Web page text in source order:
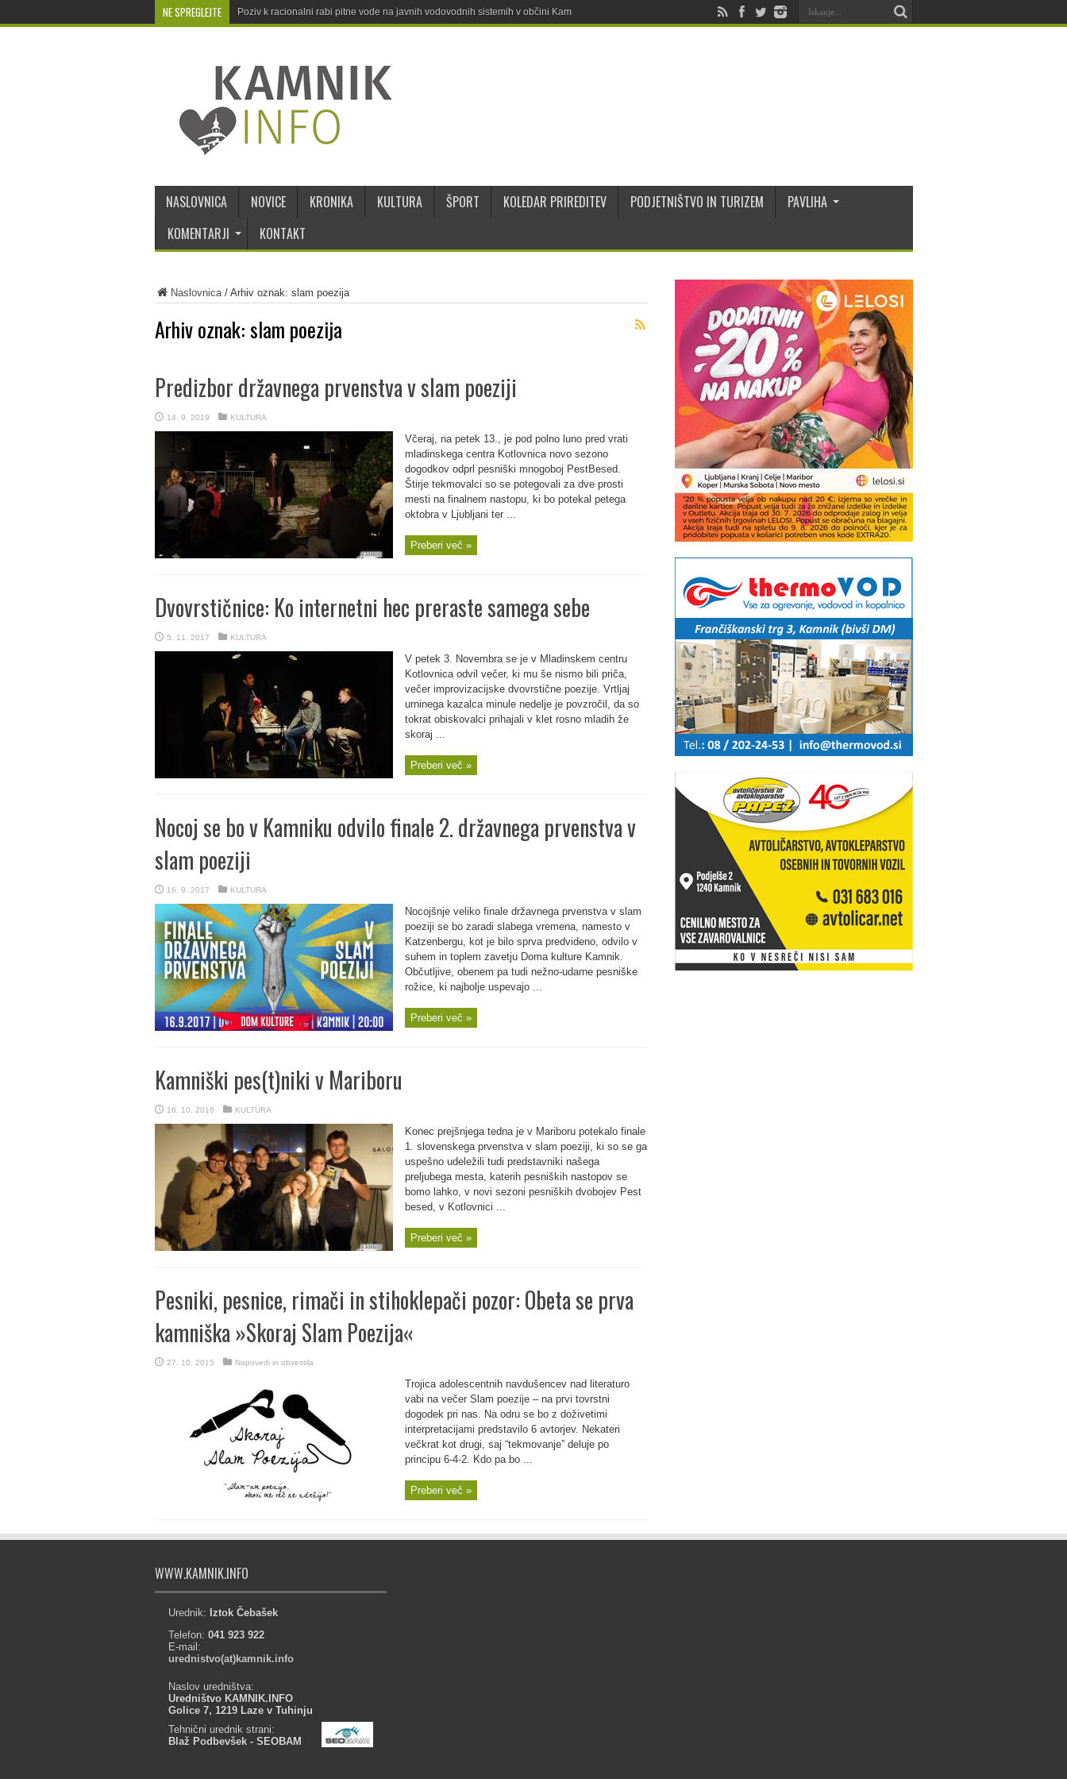
NE SPREGLEJTE Poziv k racionalni rabi pitne vode na javnih vodovodnih sistemih v občini Kamnik
NASLOVNICA NOVICE KRONIKA KULTURA ŠPORT KOLEDAR PRIREDITEV PODJETNIŠTVO IN TURIZEM
PAVLIHA
KOMENTARJI
KONTAKT
Naslovnica/ Arhiv oznak: slam poezija
Arhiv oznak:slam poezija
Predizbor državnega prvenstva v slam poeziji
14. 9. 2019 KULTURA
Včeraj, na petek 13., je pod polno luno pred vrati
mladinskega centra Kotlovnica novo sezono
dogodkov odprl pesniški mnogoboj PestBesed.
Štirje tekmovalci so se potegovali za dve prosti
mesti na finalnem nastopu, ki bo potekal petega
oktobra v Ljubljani ter ...
Preberi več »
Dvovrstičnice: Ko internetni hec preraste samega sebe
5. 11. 2017 KULTURA
V petek 3. Novembra se je v Mladinskem centru
Kotlovnica odvil večer, ki mu še nismo bili priča,
večer improvizacijske dvovrstične poezije. Vrtljaj
urninega kazalca minule nedelje je povzročil, da so
tokrat obiskovalci prihajali v klet rosno mladih že
skoraj ...
Preberi več »
Nocoj se bo v Kamniku odvilo finale 2. državnega prvenstva v
slam poeziji
16. 9. 2017 KULTURA
Nocojšnje veliko finale državnega prvenstva v slam
poeziji se bo zaradi slabega vremena, namesto v
Katzenbergu, kot je bilo sprva predvideno, odvilo v
suhem in toplem zavetju Doma kulture Kamnik.
Občutljive, obenem pa tudi nežno-udarne pesniške
rožice, ki najbolje uspevajo ...
Preberi več »
Kamniški pes(t)niki v Mariboru
16. 10. 2016 KULTURA
Konec prejšnjega tedna je v Mariboru potekalo finale
1. slovenskega prvenstva v slam poeziji, ki so se ga
uspešno udeležili tudi predstavniki našega
preljubega mesta, katerih pesniških nastopov se
bomo lahko, v novi sezoni pesniških dvobojev Pest
besed, v Kotlovnici ...
Preberi več »
Pesniki, pesnice, rimači in stihoklepači pozor: Obeta se prva
kamniška »Skoraj Slam Poezija«
27. 10. 2015 Napovedi in obvestila
Trojica adolescentnih navdušencev nad literaturo
vabi na večer Slam poezije – na prvi tovrstni
dogodek pri nas. Na odru se bo z doživetimi
interpretacijami predstavilo 6 avtorjev. Nekateri
večkrat kot drugi, saj “tekmovanje” deluje po
principu 6-4-2. Kdo pa bo ...
Preberi več »
WWW.KAMNIK.INFO
Urednik: Iztok Čebašek
Telefon: 041 923 922
E-mail:
urednistvo(at)kamnik.info
Naslov uredništva:
Uredništvo KAMNIK.INFO
Golice 7, 1219 Laze v Tuhinju
Tehnični urednik strani:
Blaž Podbevšek - SEOBAM